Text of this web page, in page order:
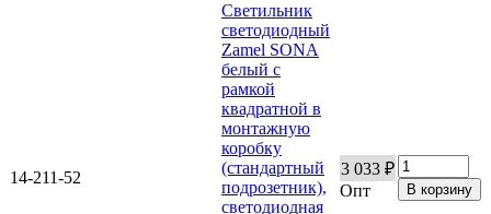
14-211-52
Светильник
светодиодный
Zamel SONA
белый с
рамкой
квадратной в
монтажную
коробку
(стандартный
подрозетник),
светодиодная
3 033 ₽
Опт